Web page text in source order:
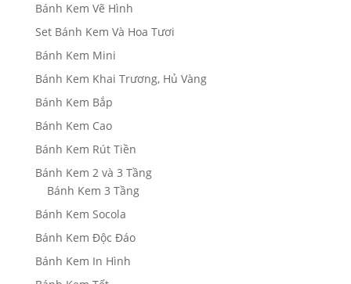
Bánh Kem Vẽ Hình
Set Bánh Kem Và Hoa Tươi
Bánh Kem Mini
Bánh Kem Khai Trương, Hủ Vàng
Bánh Kem Bắp
Bánh Kem Cao
Bánh Kem Rút Tiền
Bánh Kem 2 và 3 Tầng
Bánh Kem 3 Tầng
Bánh Kem Socola
Bánh Kem Độc Đáo
Bánh Kem In Hình